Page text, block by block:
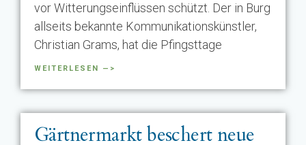
vor Witterungseinflüssen schützt. Der in Burg
allseits bekannte Kommunikationskünstler,
Christian Grams, hat die Pfingsttage
WEITERLESEN —>
Gärtnermarkt beschert neue